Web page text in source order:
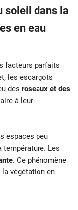
soleil dans la
en eau
facteurs parfaits
les escargots
des roseaux et des
à leur
espaces peu
température. Les
. Ce phénomène
végétation en